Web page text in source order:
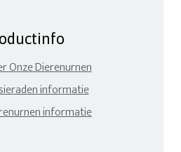
Onze Dierenurnen
informatie
informatie